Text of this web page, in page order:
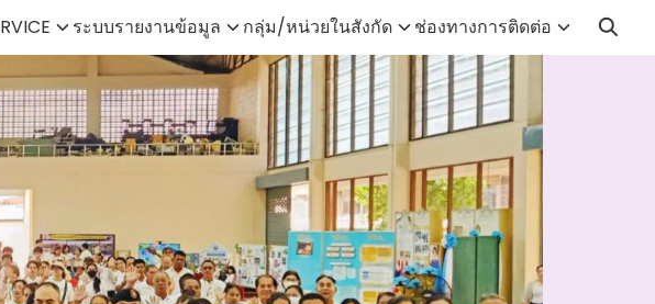
ระบบรายงานข้อมูล กลุ่ม/หน่วยในสังกัด
ช่องทางการติดต่อ